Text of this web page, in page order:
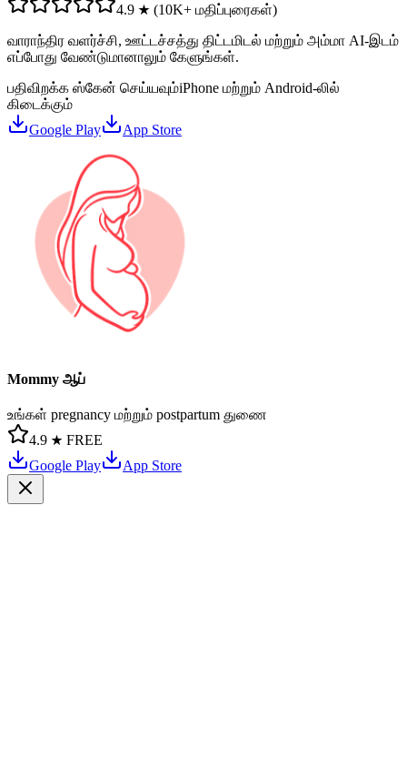
4.9 ★ (10K+ மதிப்புரைகள்)
வாராந்திர வளர்ச்சி, ஊட்டச்சத்து திட்டமிடல் மற்றும் அம்மா AI-இடம்
எப்போது வேண்டுமானாலும் கேளுங்கள்.
பதிவிறக்க ஸ்கேன் செய்யவும்iPhone மற்றும் Android-லில்
கிடைக்கும்
Google Play
App Store
Mommy ஆப்
உங்கள் pregnancy மற்றும் postpartum துணை
4.9 ★ FREE
Google Play
App Store